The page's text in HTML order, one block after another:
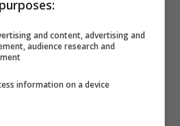
purposes:
and content, advertising and
audience research and
information on a device